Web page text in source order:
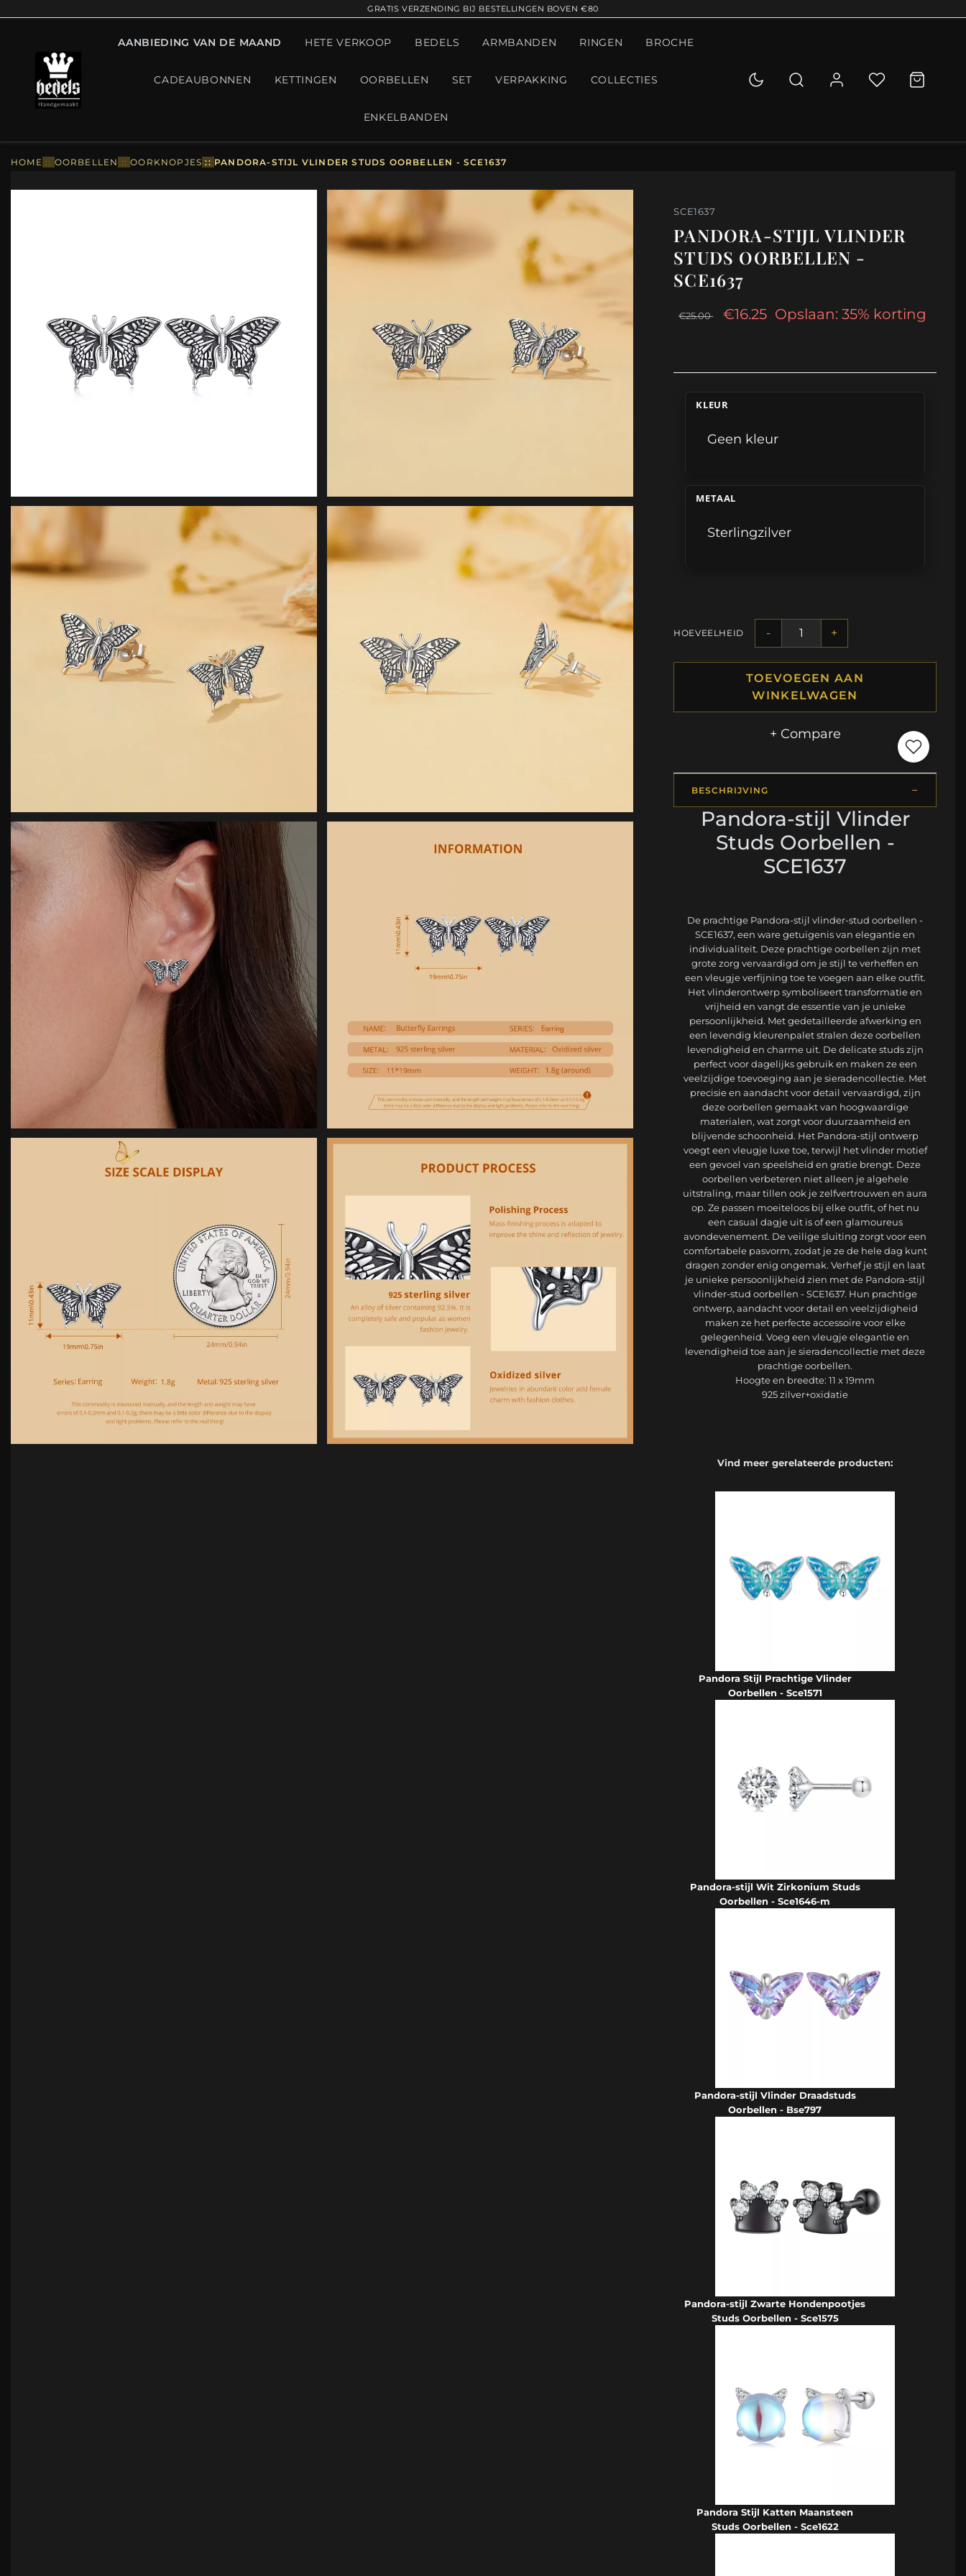
GRATIS VERZENDING BIJ BESTELLINGEN BOVEN €80
AANBIEDING VAN DE MAAND HETE VERKOOP BEDELS ARMBANDEN RINGEN BROCHE
CADEAUBONNEN KETTINGEN OORBELLEN SET VERPAKKING COLLECTIES
ENKELBANDEN
HOME :: OORBELLEN ::OORKNOPJES :: PANDORA-STIJL VLINDER STUDS OORBELLEN - SCE1637
SCE1637
PANDORA-STIJL VLINDER
STUDS OORBELLEN -
SCE1637
€25.00 €16.25 Opslaan: 35% korting
KLEUR
Geen kleur
METAAL
Sterlingzilver
HOEVEELHEID - +
TOEVOEGEN AAN
WINKELWAGEN
+ Compare
BESCHRIJVING
Pandora-stijl Vlinder
Studs Oorbellen -
SCE1637
De prachtige Pandora-stijl vlinder-stud oorbellen -
SCE1637, een ware getuigenis van elegantie en
individualiteit. Deze prachtige oorbellen zijn met
grote zorg vervaardigd om je stijl te verheffen en
een vleugje verfijning toe te voegen aan elke outfit.
Het vlinderontwerp symboliseert transformatie en
vrijheid en vangt de essentie van je unieke
persoonlijkheid. Met gedetailleerde afwerking en
een levendig kleurenpalet stralen deze oorbellen
levendigheid en charme uit. De delicate studs zijn
perfect voor dagelijks gebruik en maken ze een
veelzijdige toevoeging aan je sieradencollectie. Met
precisie en aandacht voor detail vervaardigd, zijn
deze oorbellen gemaakt van hoogwaardige
materialen, wat zorgt voor duurzaamheid en
blijvende schoonheid. Het Pandora-stijl ontwerp
voegt een vleugje luxe toe, terwijl het vlinder motief
een gevoel van speelsheid en gratie brengt. Deze
oorbellen verbeteren niet alleen je algehele
uitstraling, maar tillen ook je zelfvertrouwen en aura
op. Ze passen moeiteloos bij elke outfit, of het nu
een casual dagje uit is of een glamoureus
avondevenement. De veilige sluiting zorgt voor een
comfortabele pasvorm, zodat je ze de hele dag kunt
dragen zonder enig ongemak. Verhef je stijl en laat
je unieke persoonlijkheid zien met de Pandora-stijl
vlinder-stud oorbellen - SCE1637. Hun prachtige
ontwerp, aandacht voor detail en veelzijdigheid
maken ze het perfecte accessoire voor elke
gelegenheid. Voeg een vleugje elegantie en
levendigheid toe aan je sieradencollectie met deze
prachtige oorbellen.
Hoogte en breedte: 11 x 19mm
925 zilver+oxidatie
Vind meer gerelateerde producten:
Pandora Stijl Prachtige Vlinder
Oorbellen - Sce1571
Pandora-stijl Wit Zirkonium Studs
Oorbellen - Sce1646-m
Pandora-stijl Vlinder Draadstuds
Oorbellen - Bse797
Pandora-stijl Zwarte Hondenpootjes
Studs Oorbellen - Sce1575
Pandora Stijl Katten Maansteen
Studs Oorbellen - Sce1622